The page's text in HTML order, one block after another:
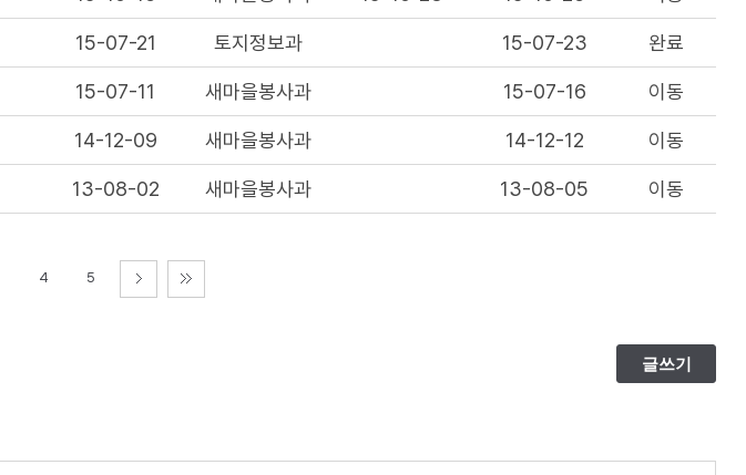
15-07-21 토지정보과 15-07-23 완료
15-07-11 새마을봉사과 15-07-16 이동
14-12-09 새마을봉사과 14-12-12 이동
13-08-02 새마을봉사과 13-08-05 이동
4 5